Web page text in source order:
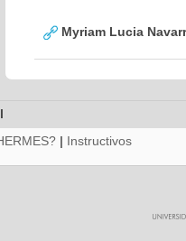
Myriam Lucia
| Instructivos